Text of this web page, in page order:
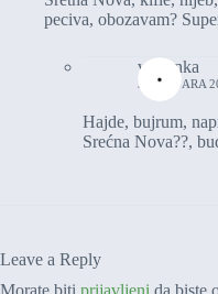
peciva, obozavam?
vasionka
3. JANUARA
Hajde, bujrum,
Srećna Nova??,
Leave a Reply
Morate biti prijavljeni da biste